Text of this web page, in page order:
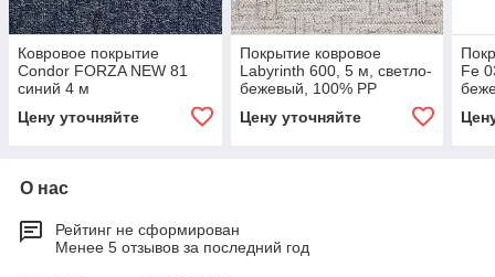
Ковровое покрытие
Condor FORZA NEW 81
синий 4 м
Цену уточняйте
Покрытие ковровое
Labyrinth 600, 5 м, светло-
бежевый, 100% PP
Цену уточняйте
Fe
О нас
Рейтинг не сформирован
Менее 5 отзывов за последний год